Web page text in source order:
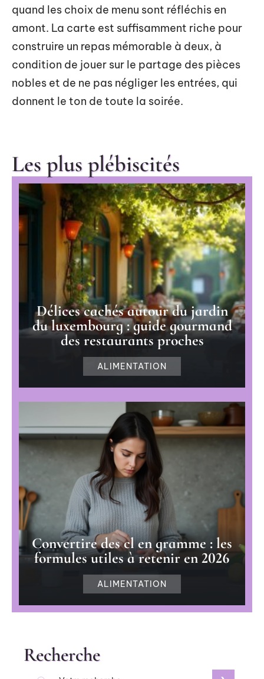
quand les choix de menu sont réfléchis en
amont. La carte est suffisamment riche pour
construire un repas mémorable à deux, à
condition de jouer sur le partage des pièces
nobles et de ne pas négliger les entrées, qui
donnent le ton de toute la soirée.
Les plus plébiscités
Délices cachés autour du jardin
du luxembourg : guide gourmand
des restaurants proches
ALIMENTATION
Convertire des cl en gramme : les
formules utiles à retenir en 2026
ALIMENTATION
Recherche